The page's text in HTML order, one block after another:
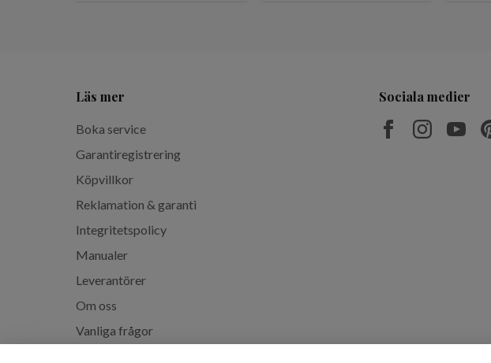
Läs mer
Boka service
Garantiregistrering
Köpvillkor
Reklamation & garanti
Integritetspolicy
Manualer
Leverantörer
Om oss
Vanliga frågor
Sociala medier